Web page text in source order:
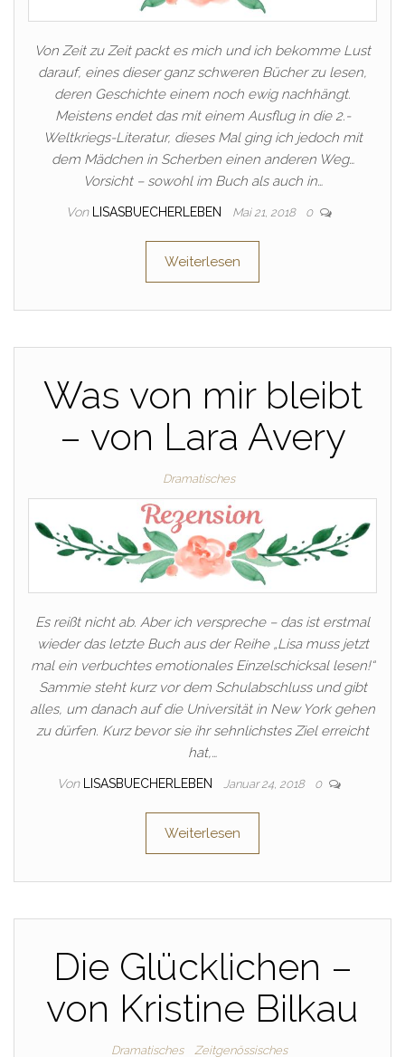
Von Zeit zu Zeit packt es mich und ich bekomme Lust
darauf, eines dieser ganz schweren Bücher zu lesen,
deren Geschichte einem noch ewig nachhängt.
Meistens endet das mit einem Ausflug in die 2.-
Weltkriegs-Literatur, dieses Mal ging ich jedoch mit
dem Mädchen in Scherben einen anderen Weg…
Vorsicht – sowohl im Buch als auch in…
Von LISASBUECHERLEBEN Mai 21, 2018 0
Weiterlesen
Was von mir bleibt
– von Lara Avery
Dramatisches
Es reißt nicht ab. Aber ich verspreche – das ist erstmal
wieder das letzte Buch aus der Reihe „Lisa muss jetzt
mal ein verbuchtes emotionales Einzelschicksal lesen!“
Sammie steht kurz vor dem Schulabschluss und gibt
alles, um danach auf die Universität in New York gehen
zu dürfen. Kurz bevor sie ihr sehnlichstes Ziel erreicht
hat,…
Von LISASBUECHERLEBEN Januar 24, 2018 0
Weiterlesen
Die Glücklichen –
von Kristine Bilkau
Dramatisches Zeitgenössisches